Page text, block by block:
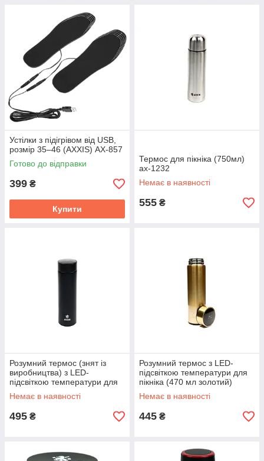
Устілки з підігрівом від USB,
розмір 35–46 (AXXIS) AX-857
Готово до відправки
399 ₴
Купити
Термос для пікніка (750мл)
ax-1232
Немає в наявності
555 ₴
Розумний термос (знят із
виробництва) з LED-
підсвіткою температури для
пікніка (470 мл чорний)
(AXXIS) ax
Немає в наявності
495 ₴
Розумний термос з LED-
підсвіткою температури для
пікніка (470 мл золотий)
(AXXIS) ax-1230
Немає в наявності
445 ₴